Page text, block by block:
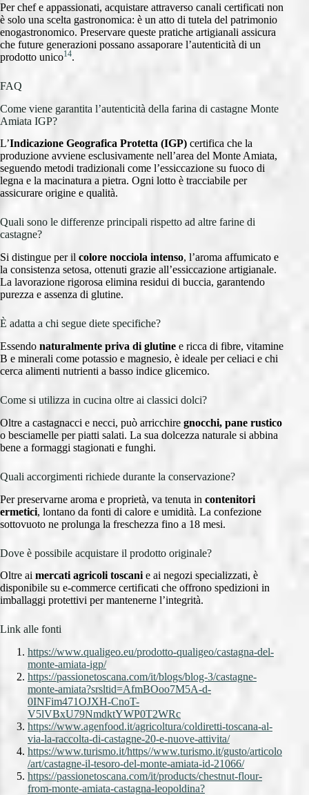
Per chef e appassionati, acquistare attraverso canali certificati non
è solo una scelta gastronomica: è un atto di tutela del patrimonio
enogastronomico. Preservare queste pratiche artigianali assicura
che future generazioni possano assaporare l’autenticità di un
prodotto unico14.
FAQ
Come viene garantita l’autenticità della farina di castagne Monte
Amiata IGP?
L’Indicazione Geografica Protetta (IGP) certifica che la
produzione avviene esclusivamente nell’area del Monte Amiata,
seguendo metodi tradizionali come l’essiccazione su fuoco di
legna e la macinatura a pietra. Ogni lotto è tracciabile per
assicurare origine e qualità.
Quali sono le differenze principali rispetto ad altre farine di
castagne?
Si distingue per il colore nocciola intenso, l’aroma affumicato e
la consistenza setosa, ottenuti grazie all’essiccazione artigianale.
La lavorazione rigorosa elimina residui di buccia, garantendo
purezza e assenza di glutine.
È adatta a chi segue diete specifiche?
Essendo naturalmente priva di glutine e ricca di fibre, vitamine
B e minerali come potassio e magnesio, è ideale per celiaci e chi
cerca alimenti nutrienti a basso indice glicemico.
Come si utilizza in cucina oltre ai classici dolci?
Oltre a castagnacci e necci, può arricchire gnocchi, pane rustico
o besciamelle per piatti salati. La sua dolcezza naturale si abbina
bene a formaggi stagionati e funghi.
Quali accorgimenti richiede durante la conservazione?
Per preservarne aroma e proprietà, va tenuta in contenitori
ermetici, lontano da fonti di calore e umidità. La confezione
sottovuoto ne prolunga la freschezza fino a 18 mesi.
Dove è possibile acquistare il prodotto originale?
Oltre ai mercati agricoli toscanie ai negozi specializzati, è
disponibile su e-commerce certificati che offrono spedizioni in
imballaggi protettivi per mantenerne l’integrità.
Link alle fonti
https://www.qualigeo.eu/prodotto-qualigeo/castagna-del-
monte-amiata-igp/
https://passionetoscana.com/it/blogs/blog-3/castagne-
monte-amiata?srsltid=AfmBOoo7M5A-d-
0INFim471OJXH-CnoT-
V5lVBxU79NmdktYWP0T2WRc
https://www.agenfood.it/agricoltura/coldiretti-toscana-al-
via-la-raccolta-di-castagne-20-e-nuove-attivita/
https://www.turismo.it/https//www.turismo.it/gusto/articolo
/art/castagne-il-tesoro-del-monte-amiata-id-21066/
https://passionetoscana.com/it/products/chestnut-flour-
from-monte-amiata-castagna-leopoldina?